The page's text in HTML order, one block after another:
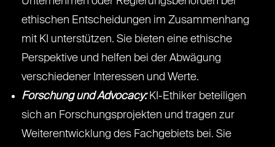
ethischen Entscheidungen im Zusammenhang
mit KI unterstützen. Sie bieten eine ethische
Perspektive und helfen bei der Abwägung
verschiedener Interessen und Werte.
Forschung und Advocacy:KI-Ethiker beteiligen
sich an Forschungsprojekten und tragen zur
Weiterentwicklung des Fachgebiets bei. Sie